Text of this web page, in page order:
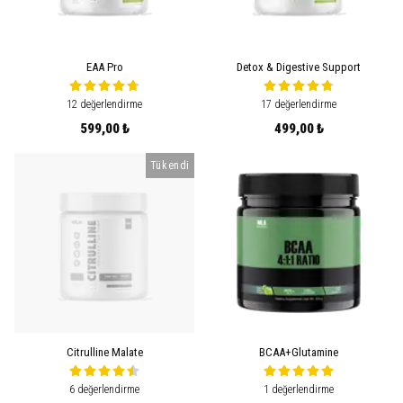
EAA Pro
12 değerlendirme
599,00 ₺
Detox & Digestive Support
17 değerlendirme
499,00 ₺
Tükendi
Citrulline Malate
6 değerlendirme
BCAA+Glutamine
1 değerlendirme